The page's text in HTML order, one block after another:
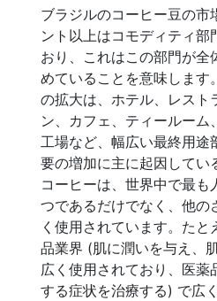
ブラジルのコーヒー豆の
ント以上はコモディティ部
おり、これはこの部門が全
めていることを意味します
の拡大は、ホテル、レスト
ン、カフェ、ティールーム
工場など、幅広い最終用途
要の増加に主に起因してい
コーヒーは、世界中で最も
つであるだけでなく、他の
く使用されています。た
品業界 (肌に潤いを与え、
広く使用されており、医薬
する症状を治療する) で広